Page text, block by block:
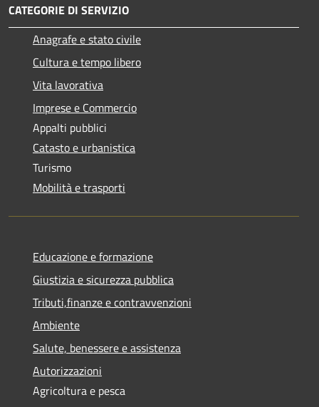
CATEGORIE DI SERVIZIO
Anagrafe e stato civile
Cultura e tempo libero
Vita lavorativa
Imprese e Commercio
Appalti pubblici
Catasto e urbanistica
Turismo
Mobilità e trasporti
Educazione e formazione
Giustizia e sicurezza pubblica
Tributi,finanze e contravvenzioni
Ambiente
Salute, benessere e assistenza
Autorizzazioni
Agricoltura e pesca